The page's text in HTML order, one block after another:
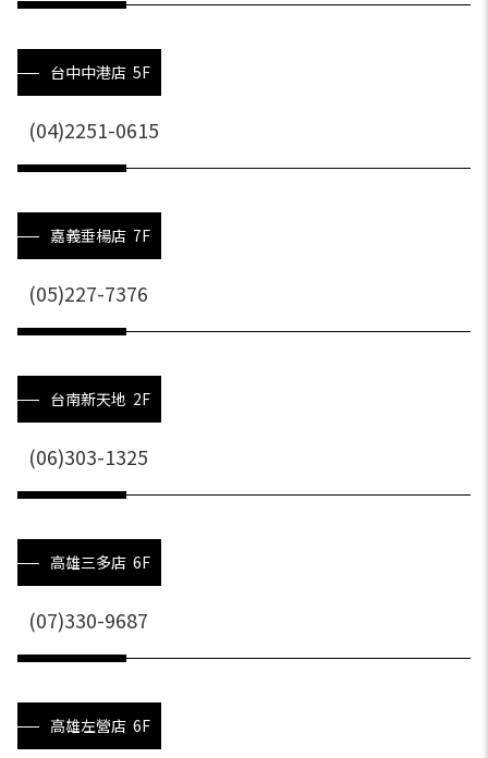
台中中港店 5F
(04)2251-0615
嘉義垂楊店 7F
(05)227-7376
台南新天地 2F
(06)303-1325
高雄三多店 6F
(07)330-9687
高雄左營店 6F